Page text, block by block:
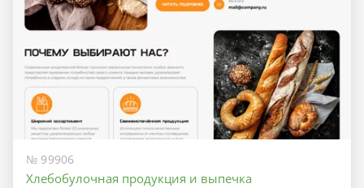
№ 99906
Хлебобулочная продукция и выпечка